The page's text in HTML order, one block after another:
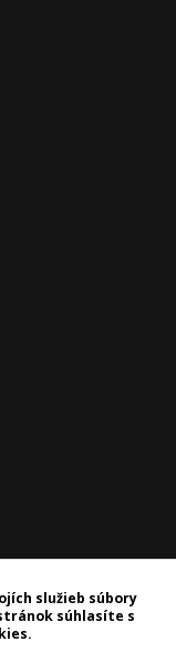
služieb súbory
súhlasíte s